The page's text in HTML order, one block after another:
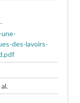
des-lavoirs-